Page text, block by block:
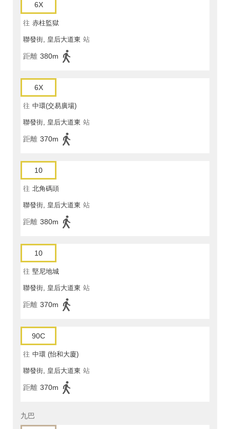
6X
往 赤柱監獄
聯發街, 皇后大道東 站
距離 380m
6X
往 中環(交易廣場)
聯發街, 皇后大道東 站
距離 370m
10
往 北角碼頭
聯發街, 皇后大道東 站
距離 380m
10
往 堅尼地城
聯發街, 皇后大道東 站
距離 370m
90C
往 中環 (怡和大廈)
聯發街, 皇后大道東 站
距離 370m
九巴